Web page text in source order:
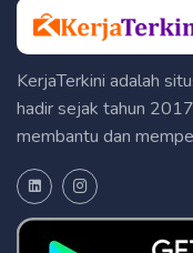
KerjaTerkini adalah
hadir sejak tahun
membantu dan